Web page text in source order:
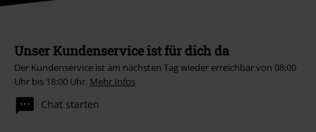
Unser Kundenservice ist für dich da
Der Kundenservice ist am nächsten Tag wieder erreichbar von 08:00
Uhr bis 18:00 Uhr. Mehr Infos
Chat starten